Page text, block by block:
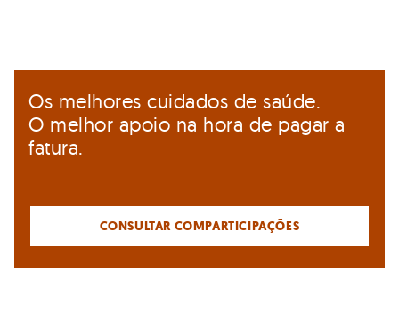
Os melhores cuidados de saúde.
O melhor apoio na hora de pagar a
fatura.
CONSULTAR COMPARTICIPAÇÕES